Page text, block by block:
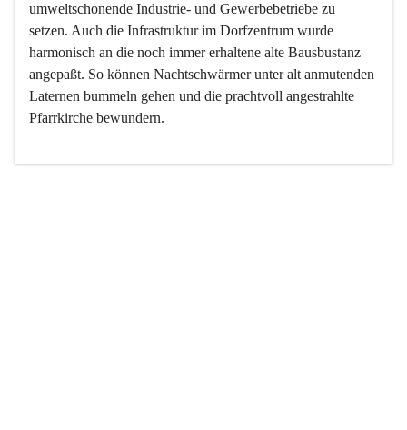
umweltschonende Industrie- und Gewerbebetriebe zu
setzen. Auch die Infrastruktur im Dorfzentrum wurde
harmonisch an die noch immer erhaltene alte Bausbustanz
angepaßt. So können Nachtschwärmer unter alt anmutenden
Laternen bummeln gehen und die prachtvoll angestrahlte
Pfarrkirche bewundern.
Der Weinbau dominert heute nicht mehr, ist aber integrativer